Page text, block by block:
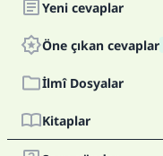
Yeni cevaplar
Öne çıkan cevaplar
İlmî Dosyalar
Kitaplar